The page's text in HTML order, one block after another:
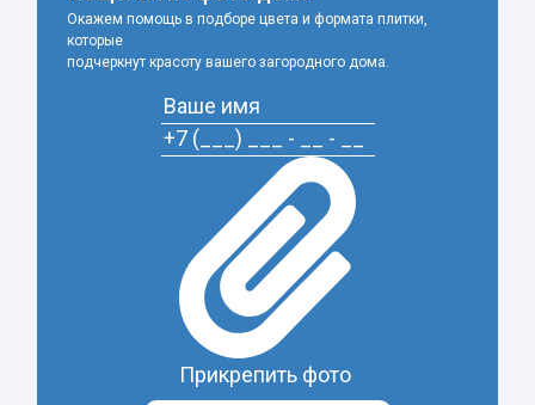
Окажем помощь в подборе цвета и формата плитки,
которые
подчеркнут красоту вашего загородного дома.
Прикрепить фото